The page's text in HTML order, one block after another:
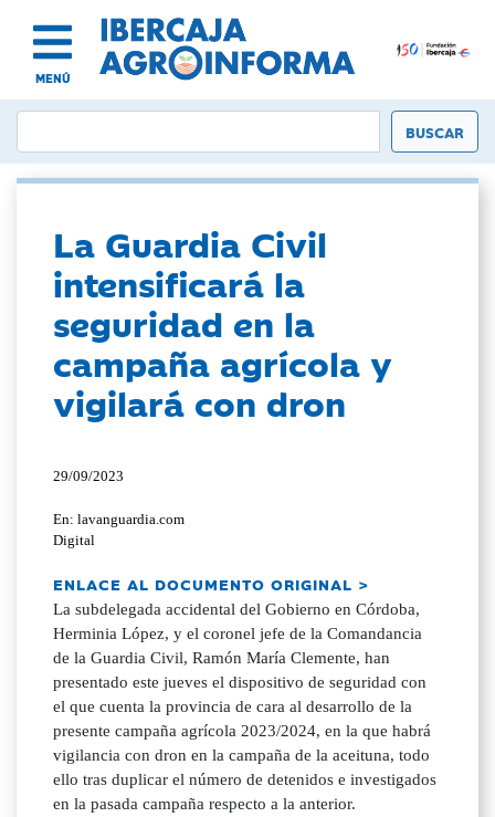
MENÚ
La Guardia Civil
intensificará la
seguridad en la
campaña agrícola y
vigilará con dron
29/09/2023
En: lavanguardia.com
Digital
ENLACE AL DOCUMENTO ORIGINAL >
La subdelegada accidental del Gobierno en Córdoba,
Herminia López, y el coronel jefe de la Comandancia
de la Guardia Civil, Ramón María Clemente, han
presentado este jueves el dispositivo de seguridad con
el que cuenta la provincia de cara al desarrollo de la
presente campaña agrícola 2023/2024, en la que habrá
vigilancia con dron en la campaña de la aceituna, todo
ello tras duplicar el número de detenidos e investigados
en la pasada campaña respecto a la anterior.